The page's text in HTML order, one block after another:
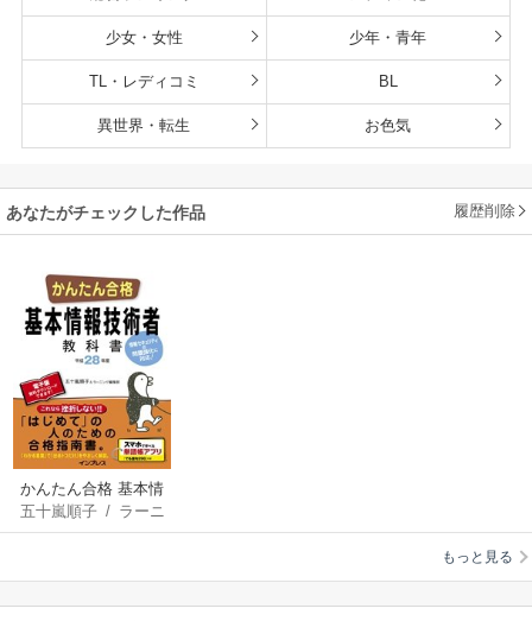
少女・女性 少年・青年
TL・レディコミ BL
異世界・転生 お色気
あなたがチェックした作品 履歴削除
かんたん合格 基本情
報技術者教科書 平成
28年度
五十嵐順子/ ラーニ
ング編集部
もっと見る